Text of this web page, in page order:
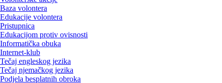
Baza volontera
Edukacije volontera
Pristupnica
Edukacijom protiv ovisnosti
Informatička obuka
Internet-klub
Tečaj engleskog jezika
Tečaj njemačkog jezika
Podjela besplatnih obroka